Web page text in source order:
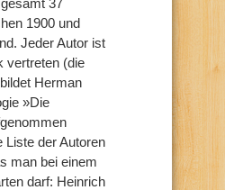
1900 und
Jeder Autor ist
vertreten (die
Herman
»Die
Liste der Autoren
man bei einem
darf: Heinrich